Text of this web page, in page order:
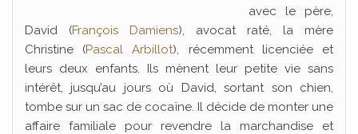
avec le père,
David (François Damiens), avocat raté, la mère
Christine (Pascal Arbillot), récemment licenciée et
leurs deux enfants. Ils mènent leur petite vie sans
intérêt, jusqu’au jours où David, sortant son chien,
tombe sur un sac de cocaïne. Il décide de monter une
affaire familiale pour revendre la marchandise et